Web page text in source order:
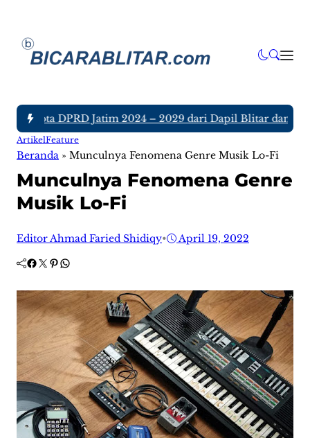
Anggota DPRD Jatim 2024 – 2029 dari Dapil Blitar dan
ArtikelFeature
Beranda » Munculnya Fenomena Genre Musik Lo-Fi
Munculnya Fenomena Genre
Musik Lo-Fi
Editor Ahmad Faried Shidiqy• April 19, 2022
Facebook Twitter Pinterest WhatsApp